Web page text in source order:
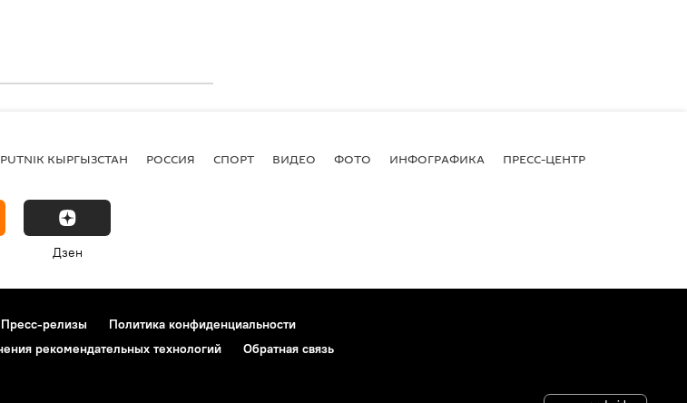
КЫРГЫЗСТАН РОССИЯ СПОРТ ВИДЕО ФОТО ИНФОГРАФИКА ПРЕСС-ЦЕНТР
Дзен
Пресс-релизы
Политика конфиденциальности
рекомендательных технологий Обратная связь